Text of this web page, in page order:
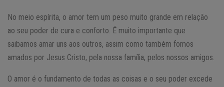
No meio espírita, o amor tem um peso muito grande em relação
ao seu poder de cura e conforto. É muito importante que
saibamos amar uns aos outros, assim como também fomos
amados por Jesus Cristo, pela nossa família, pelos nossos amigos.
O amor é o fundamento de todas as coisas e o seu poder excede